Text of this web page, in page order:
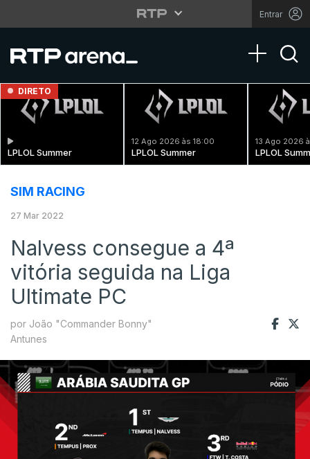
Entrar
Toggle
DIRETO
LPLOL Summer
12 Ago 2026 às 18:00
LPLOL Summer
13 Ago 2026
LPLOL
SIM RACING
27 Mar 2022
Nalvess consegue a 4ª
vitória seguida na Liga
Ultimate PC
por João "Commander Bonny"
Antunes